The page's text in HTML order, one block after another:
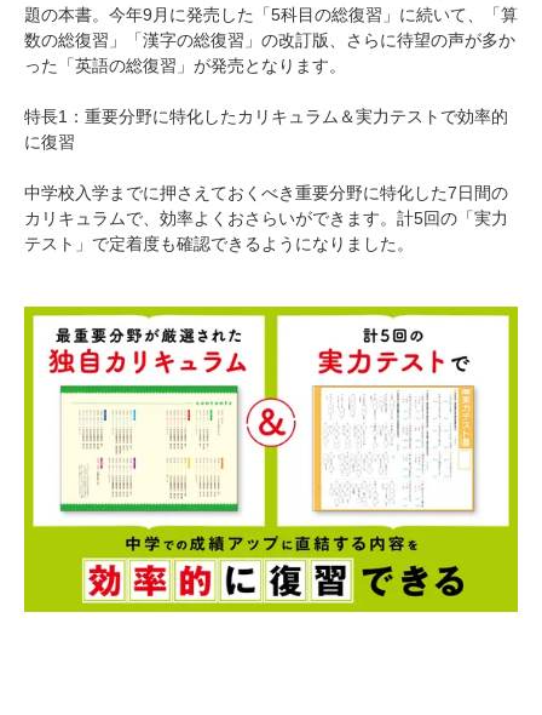
題の本書。今年9月に発売した「5科目の総復習」に続いて、「算
数の総復習」「漢字の総復習」の改訂版、さらに待望の声が多か
った「英語の総復習」が発売となります。
特長1：重要分野に特化したカリキュラム＆実力テストで効率的
に復習
中学校入学までに押さえておくべき重要分野に特化した7日間の
カリキュラムで、効率よくおさらいができます。計5回の「実力
テスト」で定着度も確認できるようになりました。